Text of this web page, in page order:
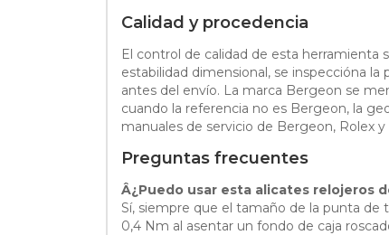
Calidad y procedencia
El control de calidad de esta herramienta
estabilidad dimensional, se inspeccióna
antes del envío. La marca Bergeon se
cuando la referencia no es Bergeon, la
manuales de servicio de Bergeon, Rolex
Preguntas frecuentes
Â¿Puedo usar esta alicates relojeros
Sí, siempre que el tamaño de la punta de
0,4 Nm al asentar un fondo de caja